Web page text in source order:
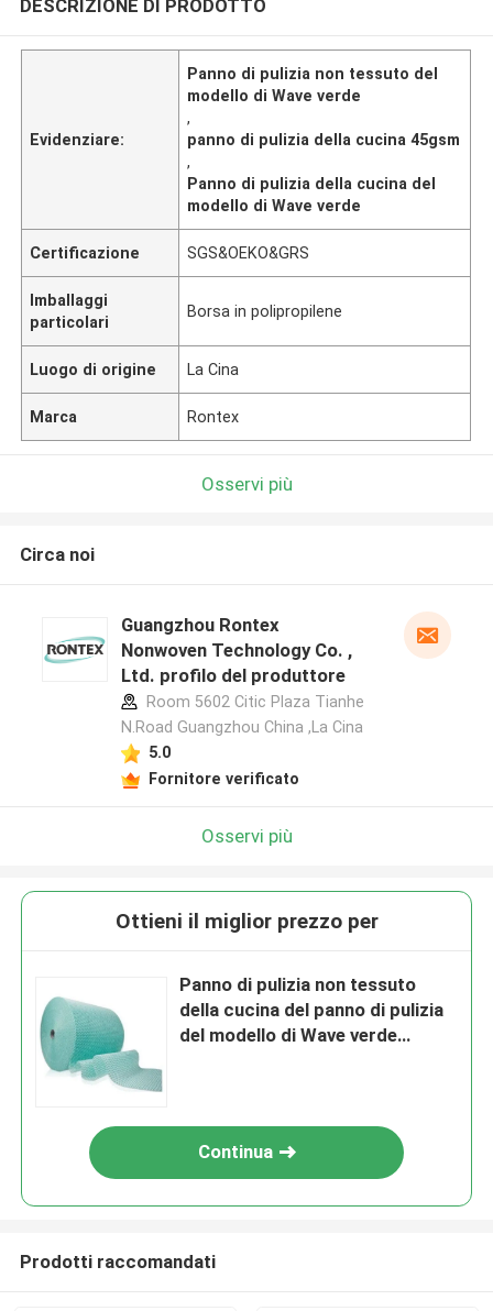
DESCRIZIONE DI PRODOTTO
Evidenziare:
Panno di pulizia non tessuto del
modello di Wave verde
,
panno di pulizia della cucina 45gsm
,
Panno di pulizia della cucina del
modello di Wave verde
Certificazione SGS&OEKO&GRS
Imballaggi
particolari
Borsa in polipropilene
Luogo di origine La Cina
Marca Rontex
Osservi più
Circa noi
Guangzhou Rontex
Nonwoven Technology Co. ,
Ltd. profilo del produttore
Room 5602 Citic Plaza Tianhe
N.Road Guangzhou China ,La Cina
5.0
Fornitore verificato
Osservi più
Ottieni il miglior prezzo per
Panno di pulizia non tessuto
della cucina del panno di pulizia
del modello di Wave verde
Continua
Prodotti raccomandati